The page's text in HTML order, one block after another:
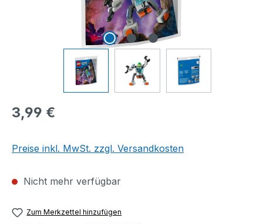
Regulärer Preis:
3,99 €
Preise inkl. MwSt. zzgl. Versandkosten
Nicht mehr verfügbar
Zum Merkzettel hinzufügen